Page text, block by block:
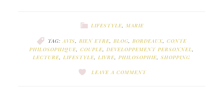
LIFESTYLE, MARIE
TAG:AVIS, BIEN ETRE, BLOG, BORDEAUX, CONTE
PHILOSOPHIQUE, COUPLE, DEVELOPPEMENT PERSONNEL,
LECTURE, LIFESTYLE, LIVRE, PHILOSOPHIE, SHOPPING
LEAVE A COMMENT